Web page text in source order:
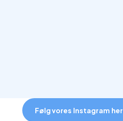
Følg vores Instagram her